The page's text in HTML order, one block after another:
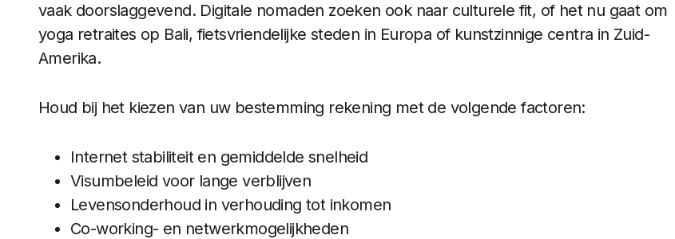
vaak doorslaggevend. Digitale nomaden zoeken ook naar culturele fit, of het nu gaat om
yoga retraites op Bali, fietsvriendelijke steden in Europa of kunstzinnige centra in Zuid-
Amerika.
Houd bij het kiezen van uw bestemming rekening met de volgende factoren:
Internet stabiliteit en gemiddelde snelheid
Visumbeleid voor lange verblijven
Levensonderhoud in verhouding tot inkomen
Co-working- en netwerkmogelijkheden